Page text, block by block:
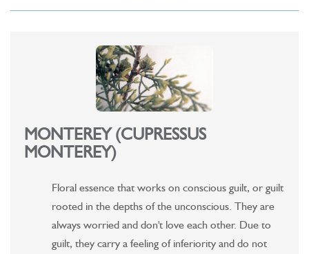
MONTEREY (CUPRESSUS
MONTEREY)
Floral essence that works on conscious guilt, or guilt
rooted in the depths of the unconscious. They are
always worried and don't love each other. Due to
guilt, they carry a feeling of inferiority and do not